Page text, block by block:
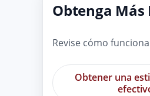
Obtenga
Revise cómo
Obtener una